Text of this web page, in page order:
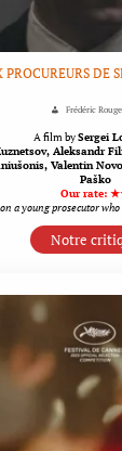
PROCUREURS DE
Frédéric
A film bySergei
Aleksandr
Valentin
Paško
Our rate:
a young prosecutor
Notre